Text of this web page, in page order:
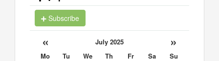
Subscribe
« July 2025 »
Mo Tu We Th Fr Sa
Su